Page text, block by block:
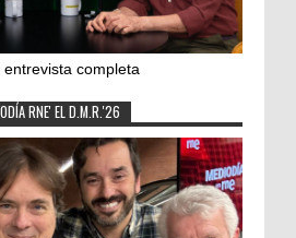
completa
RNE' EL D.M.R.'26